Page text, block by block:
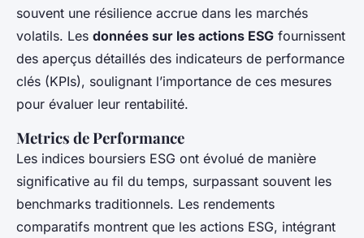
souvent une résilience accrue dans les marchés
volatils. Les données sur les actions ESG fournissent
des aperçus détaillés des indicateurs de performance
clés (KPIs), soulignant l’importance de ces mesures
pour évaluer leur rentabilité.
Metrics de Performance
Les indices boursiers ESG ont évolué de manière
significative au fil du temps, surpassant souvent les
benchmarks traditionnels. Les rendements
comparatifs montrent que les actions ESG, intégrant